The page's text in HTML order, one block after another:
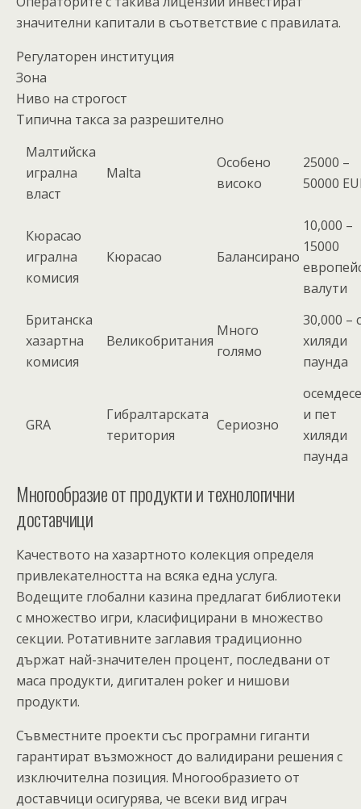
значителни капитали в съответствие с правилата.
Регулаторен институция
Зона
Ниво на строгост
Типична такса за разрешително
Малтийска
игрална
власт
Malta
Особено
високо
25000 –
50000
Кюрасао
игрална
комисия
Кюрасао Балансирано
10,000 –
15000
валути
Британска
хазартна
комисия
Великобритания
Много
голямо
30,000 –
хиляди
паунда
GRA
Гибралтарската
територия
Сериозно
и пет
хиляди
паунда
Многообразие от продукти и технологични
доставчици
Качеството на хазартното колекция определя
привлекателността на всяка една услуга.
Водещите глобални казина предлагат библиотеки
с множество игри, класифицирани в множество
секции. Ротативните заглавия традиционно
държат най-значителен процент, последвани от
маса продукти, дигитален poker и нишови
продукти.
Съвместните проекти със програмни гиганти
гарантират възможност до валидирани решения с
изключителна позиция. Многообразието от
доставчици осигурява, че всеки вид играч